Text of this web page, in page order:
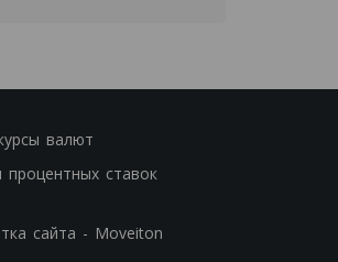
валют
процентных ставок
сайта - Moveiton